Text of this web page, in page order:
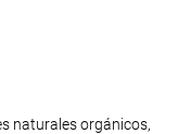
naturales orgánicos,